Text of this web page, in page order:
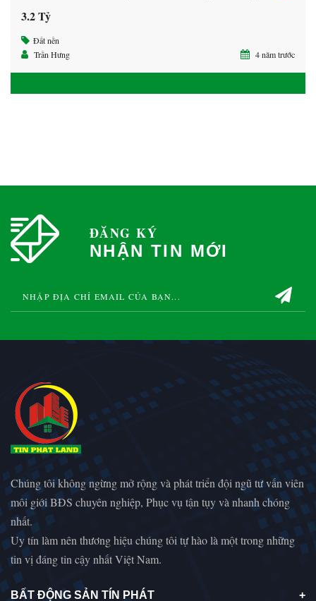
3.2 Tỷ
Đất nền
Trần Hưng
4 năm trước
ĐĂNG KÝ
NHẬN TIN MỚI
Chúng tôi không ngừng mở rộng và phát triển đội ngũ tư vấn viên
môi giới BĐS chuyên nghiệp, Phục vụ tận tụy và nhanh chóng
nhất.
Uy tín làm nên thương hiệu chúng tôi tự hào là một trong những
tin vị đáng tin cậy nhất Việt Nam.
BẤT ĐỘNG SẢN TÍN PHÁT